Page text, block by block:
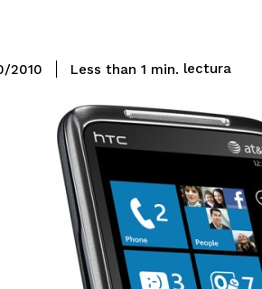
2010 Less than 1 min. lectura